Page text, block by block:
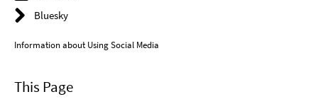
Bluesky
Information about Using Social Media
This Page